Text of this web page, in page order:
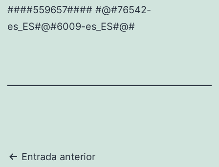
####559657#### #@#76542-
es_ES#@#6009-es_ES#@#
Navegación
Entrada anterior